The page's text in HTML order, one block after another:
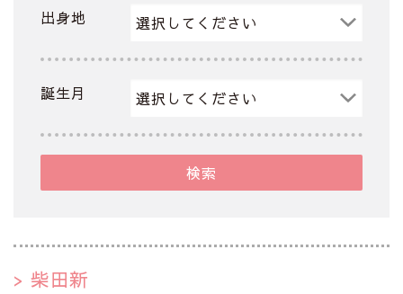
出身地
誕生月
検索
柴田新